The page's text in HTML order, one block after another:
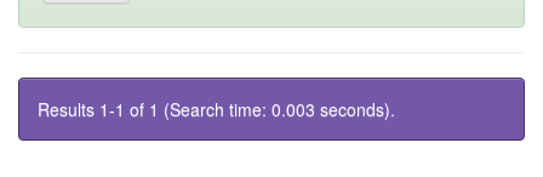
Results 1-1 of 1 (Search time: 0.003 seconds).